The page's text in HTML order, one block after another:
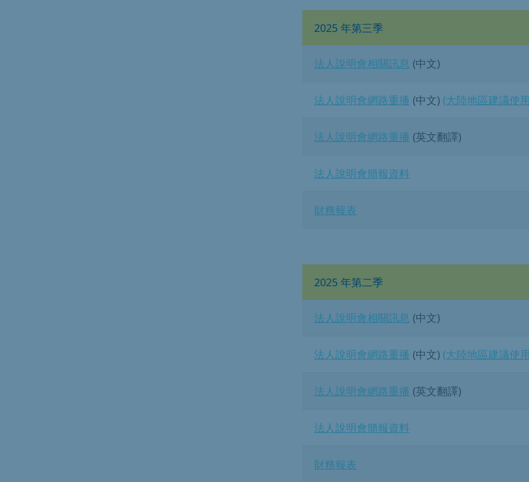
2025 年第三季
法人說明會相關訊息 (中文)
法人說明會網路重播 (中文) (大陸地區建議使
法人說明會網路重播 (英文翻譯)
法人說明會簡報資料
財務報表
2025 年第二季
法人說明會相關訊息 (中文)
法人說明會網路重播 (中文) (大陸地區建議使
法人說明會網路重播 (英文翻譯)
法人說明會簡報資料
財務報表